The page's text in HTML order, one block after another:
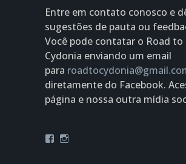
Entre em contato conosco e
sugestões de pauta ou
Você pode contatar o Road to
Cydonia enviando um email
para
diretamente do Facebook.
página e nossa outra mídia
Facebook